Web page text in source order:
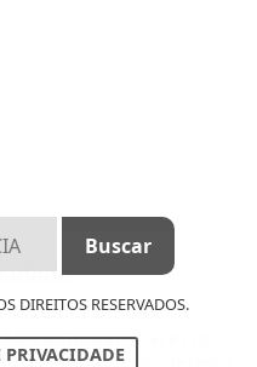
DIREITOS RESERVADOS.
PRIVACIDADE
melhorar sua
continuar o acesso,